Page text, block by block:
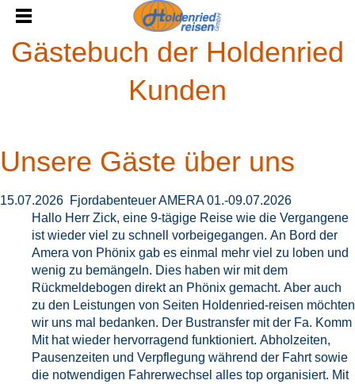
Gästebuch der Holdenried
Kunden
Unsere Gäste über uns
15.07.2026 Fjordabenteuer AMERA 01.-09.07.2026
Hallo Herr Zick, eine 9-tägige Reise wie die Vergangene
ist wieder viel zu schnell vorbeigegangen. An Bord der
Amera von Phönix gab es einmal mehr viel zu loben und
wenig zu bemängeln. Dies haben wir mit dem
Rückmeldebogen direkt an Phönix gemacht. Aber auch
zu den Leistungen von Seiten Holdenried-reisen möchten
wir uns mal bedanken. Der Bustransfer mit der Fa. Komm
Mit hat wieder hervorragend funktioniert. Abholzeiten,
Pausenzeiten und Verpflegung während der Fahrt sowie
die notwendigen Fahrerwechsel alles top organisiert. Mit